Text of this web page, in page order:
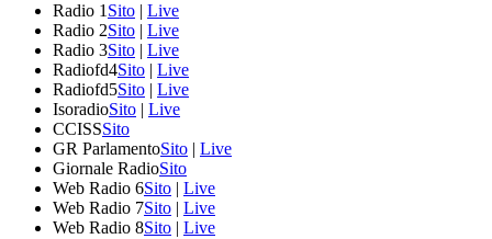
Radio 1 Sito | Live
Radio 2Sito | Live
Radio 3Sito | Live
Radiofd4Sito | Live
Radiofd5Sito | Live
IsoradioSito | Live
CCISSSito
GR ParlamentoSito | Live
Giornale RadioSito
Web Radio 6Sito | Live
Web Radio 7Sito | Live
Web Radio 8Sito | Live